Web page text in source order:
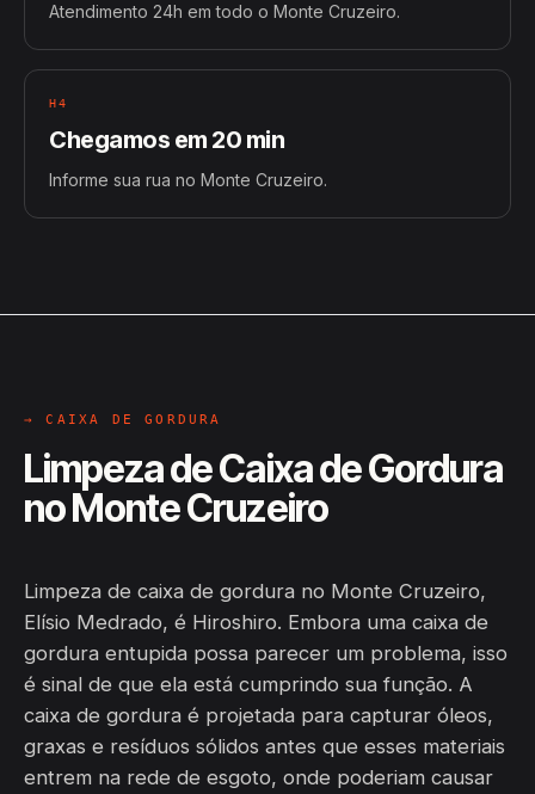
Atendimento 24h em todo o Monte Cruzeiro.
H4
Chegamos em 20 min
Informe sua rua no Monte Cruzeiro.
→ CAIXA DE GORDURA
Limpeza de Caixa de Gordura
no Monte Cruzeiro
Limpeza de caixa de gordura no Monte Cruzeiro,
Elísio Medrado, é Hiroshiro. Embora uma caixa de
gordura entupida possa parecer um problema, isso
é sinal de que ela está cumprindo sua função. A
caixa de gordura é projetada para capturar óleos,
graxas e resíduos sólidos antes que esses materiais
entrem na rede de esgoto, onde poderiam causar